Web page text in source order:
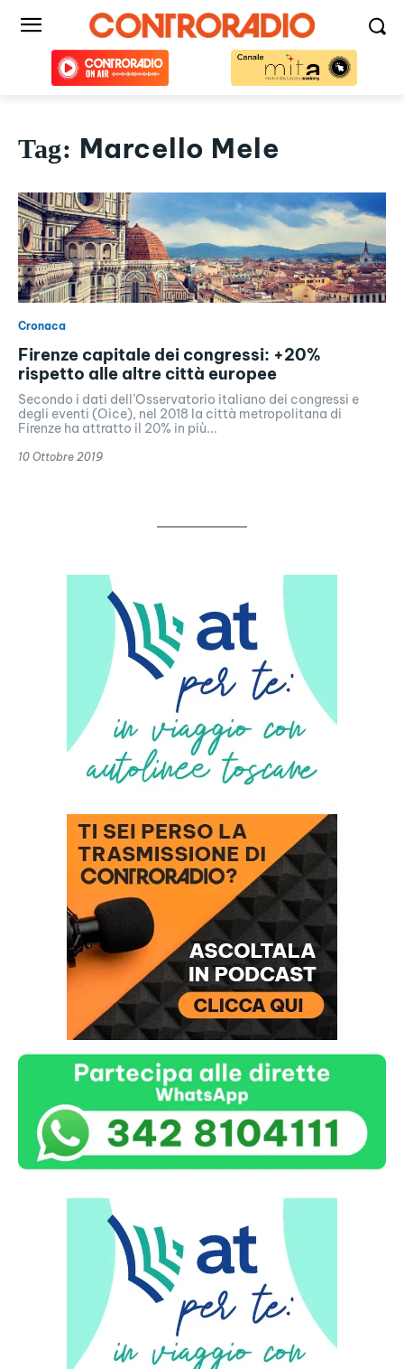
Tag: Marcello Mele
Cronaca
Firenze capitale dei congressi: +20%
rispetto alle altre città europee
Secondo i dati dell’Osservatorio italiano dei congressi e
degli eventi (Oice), nel 2018 la città metropolitana di
Firenze ha attratto il 20% in più...
10 Ottobre 2019